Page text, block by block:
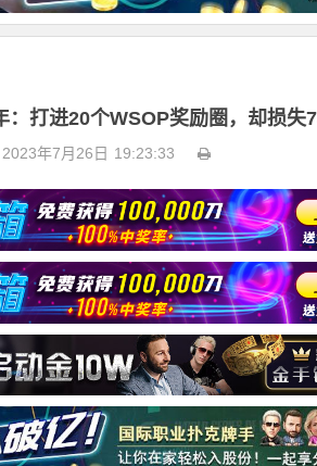
：打进20个WSOP奖励圈，却损失
年7月26日 19:23:33